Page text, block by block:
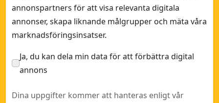
annonspartners för att visa relevanta digitala
annonser, skapa liknande målgrupper och mäta våra
marknadsföringsinsatser.
Ja, du kan dela min data för att förbättra digital
annons
Dina uppgifter kommer att hanteras enligt vår